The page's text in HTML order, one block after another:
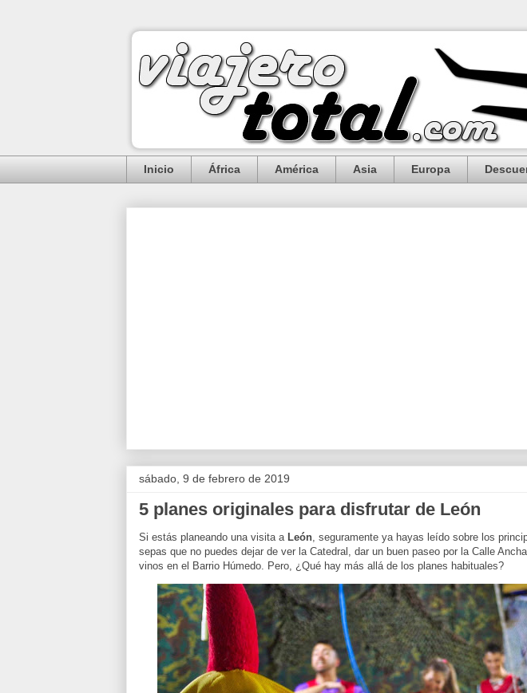
Inicio África América Asia Europa
sábado, 9 de febrero de 2019
5 planes originales para disfrutar de León
Si estás planeando una visita a León , seguramente ya hayas leído sobre los
sepas que no puedes dejar de ver la Catedral, dar un buen paseo por la Calle
vinos en el Barrio Húmedo. Pero, ¿Qué hay más allá de los planes habituales?